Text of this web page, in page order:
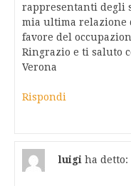
rappresentanti degli
mia ultima relazione
favore del
Ringrazio e ti saluto
Verona
Rispondi
luigi ha detto: